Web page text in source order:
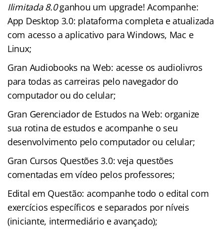
Ilimitada 8.0ganhou um upgrade! Acompanhe:
App Desktop 3.0: plataforma completa e atualizada
com acesso a aplicativo para Windows, Mac e
Linux;
Gran Audiobooks na Web: acesse os audiolivros
para todas as carreiras pelo navegador do
computador ou do celular;
Gran Gerenciador de Estudos na Web: organize
sua rotina de estudos e acompanhe o seu
desenvolvimento pelo computador ou celular;
Gran Cursos Questões 3.0: veja questões
comentadas em vídeo pelos professores;
Edital em Questão: acompanhe todo o edital com
exercícios específicos e separados por níveis
(iniciante, intermediário e avançado);